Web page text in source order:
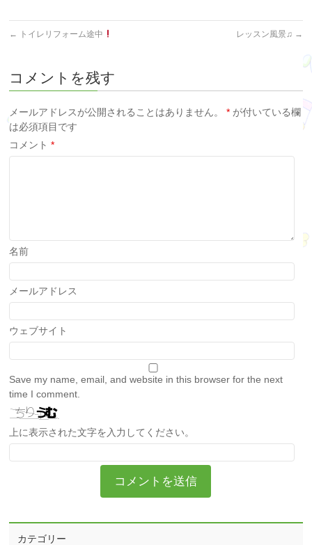
← トイレリフォーム途中 レッスン風景♫ →
コメントを残す
メールアドレスが公開されることはありません。 * が付いている欄
は必須項目です
コメント*
名前
メールアドレス
ウェブサイト
Save my name, email, and website in this browser for the next
time I comment.
上に表示された文字を入力してください。
カテゴリー